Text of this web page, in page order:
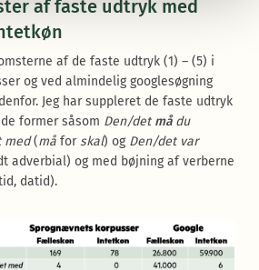
af faste udtryk med
af de faste udtryk (1) – (5) i
og ved almindelig googlesøgning
Jeg har suppleret de faste udtryk
former såsom Den/det må du
med(må forskal) og Den/det var
adverbial) og med bøjning af verberne
datid).